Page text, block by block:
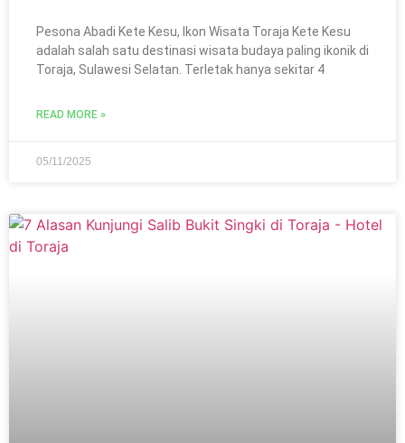
Pesona Abadi Kete Kesu, Ikon Wisata Toraja Kete Kesu
adalah salah satu destinasi wisata budaya paling ikonik di
Toraja, Sulawesi Selatan. Terletak hanya sekitar 4
READ MORE »
05/11/2025